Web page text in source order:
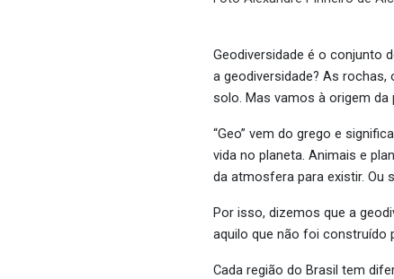
Geodiversidade é o conjunto
a geodiversidade? As
solo. Mas vamos à origem da
“Geo” vem do grego e
vida no planeta. Animais e
da atmosfera para existir. Ou
Por isso, dizemos que a
aquilo que não foi construído
Cada região do Brasil tem